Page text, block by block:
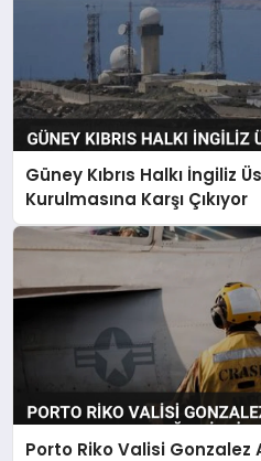
Güney Kıbrıs Halkı İngiliz
Kurulmasına Karşı Çıkıyor
Porto Riko Valisi Gonzalez